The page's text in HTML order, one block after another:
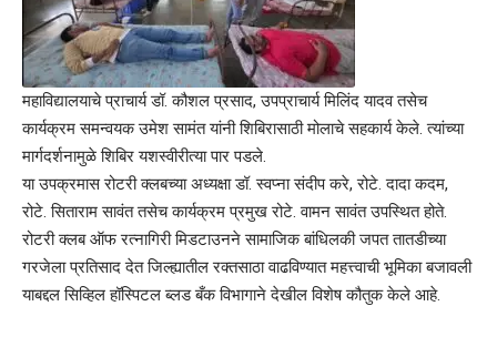
महाविद्यालयाचे प्राचार्य डॉ. कौशल प्रसाद, उपप्राचार्य मिलिंद यादव तसेच
कार्यक्रम समन्वयक उमेश सामंत यांनी शिबिरासाठी मोलाचे सहकार्य केले. त्यांच्या
मार्गदर्शनामुळे शिबिर यशस्वीरीत्या पार पडले.
या उपक्रमास रोटरी क्लबच्या अध्यक्षा डॉ. स्वप्ना संदीप करे, रोटे. दादा कदम,
रोटे. सिताराम सावंत तसेच कार्यक्रम प्रमुख रोटे. वामन सावंत उपस्थित होते.
रोटरी क्लब ऑफ रत्नागिरी मिडटाउनने सामाजिक बांधिलकी जपत तातडीच्या
गरजेला प्रतिसाद देत जिल्ह्यातील रक्तसाठा वाढविण्यात महत्त्वाची भूमिका बजावली
याबद्दल सिव्हिल हॉस्पिटल ब्लड बँक विभागाने देखील विशेष कौतुक केले आहे.